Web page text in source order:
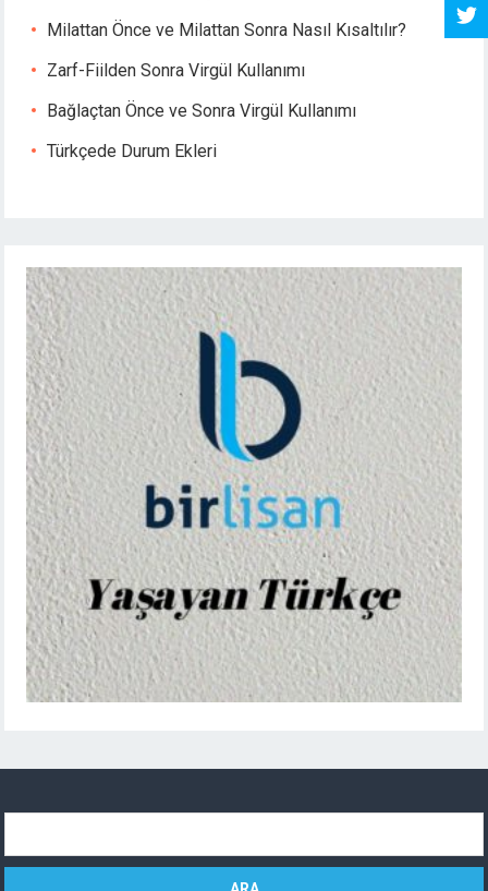
Milattan Önce ve Milattan Sonra Nasıl Kısaltılır?
Zarf-Fiilden Sonra Virgül Kullanımı
Bağlaçtan Önce ve Sonra Virgül Kullanımı
Türkçede Durum Ekleri